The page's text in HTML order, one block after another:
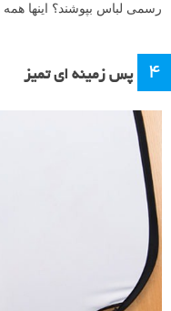
رسمی لباس بپوشند؟ اینها
۴ پس زمینه ای تمیز